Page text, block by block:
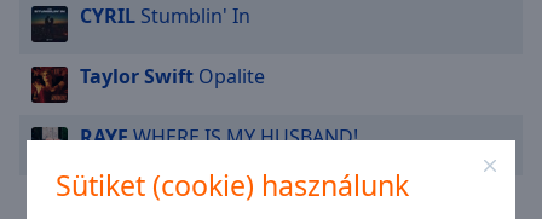
Sütiket (cookie) használunk
and
window.
CYRIL Stumblin' In
Taylor Swift Opalite
RAYEWHERE IS MY HUSBAND!
Teddy SwimsThe Door